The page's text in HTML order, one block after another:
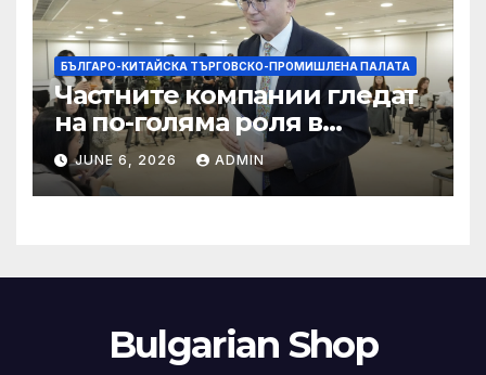
БЪЛГАРО-КИТАЙСКА ТЪРГОВСКО-ПРОМИШЛЕНА ПАЛАТА
Частните компании гледат
на по-голяма роля в
стратегическата
енергетика
JUNE 6, 2026 ADMIN
Bulgarian Shop